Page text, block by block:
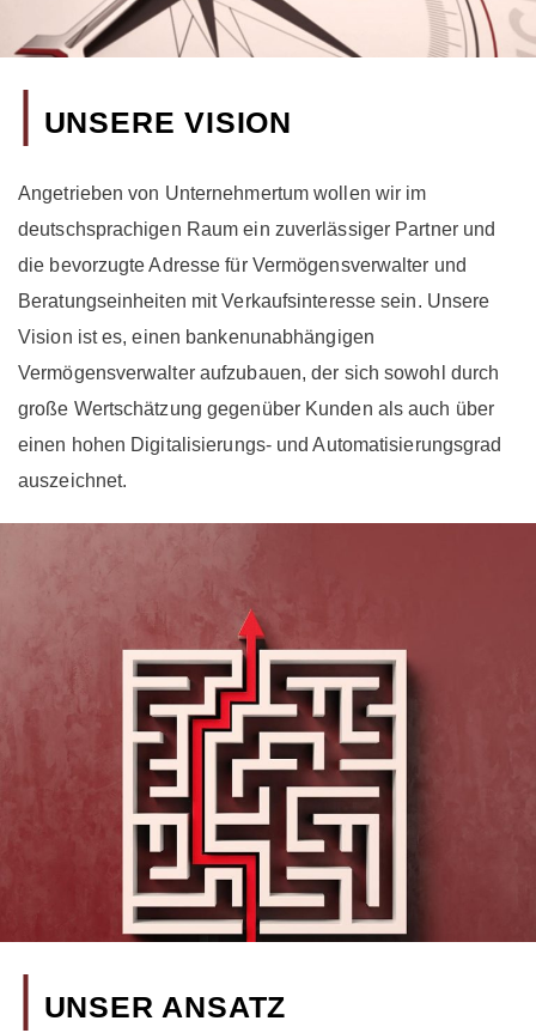
| UNSERE VISION
Angetrieben von Unternehmertum wollen wir im
deutschsprachigen Raum ein zuverlässiger Partner und
die bevorzugte Adresse für Vermögensverwalter und
Beratungseinheiten mit Verkaufsinteresse sein. Unsere
Vision ist es, einen bankenunabhängigen
Vermögensverwalter aufzubauen, der sich sowohl durch
große Wertschätzung gegenüber Kunden als auch über
einen hohen Digitalisierungs- und Automatisierungsgrad
auszeichnet.
| UNSER ANSATZ